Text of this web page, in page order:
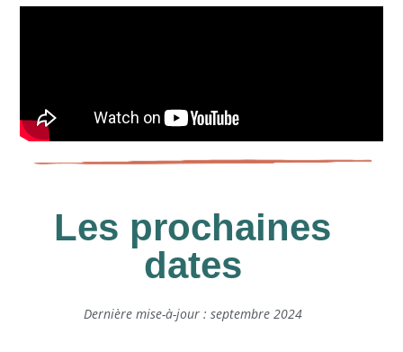
Les prochaines
dates
Dernière mise-à-jour : septembre 2024